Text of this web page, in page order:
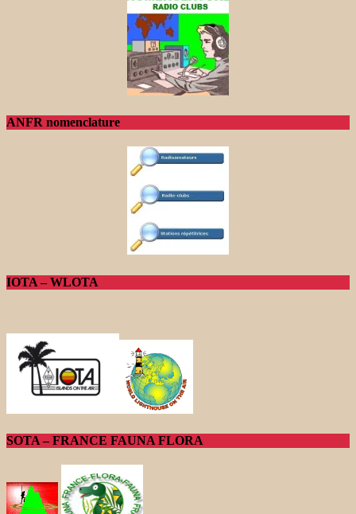
ANFR nomenclature
IOTA – WLOTA
SOTA – FRANCE FAUNA FLORA